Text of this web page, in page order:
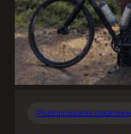
Podsumowania rowerowe